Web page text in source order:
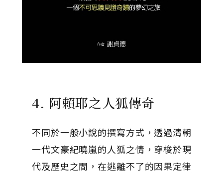
4. 阿賴耶之人狐傳奇
不同於一般小說的撰寫方式，透過清朝
一代文豪紀曉嵐的人狐之情，穿梭於現
代及歷史之間，在逃離不了的因果定律